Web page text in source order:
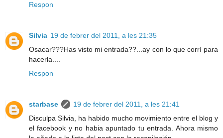
Respon
Silvia 19 de febrer del 2011, a les 21:35
Osacar???Has visto mi entrada??...ay con lo que corrí para
hacerla....
Respon
starbase
19 de febrer del 2011, a les 21:41
Disculpa Silvia, ha habido mucho movimiento entre el blog y
el facebook y no habia apuntado tu entrada. Ahora mismo